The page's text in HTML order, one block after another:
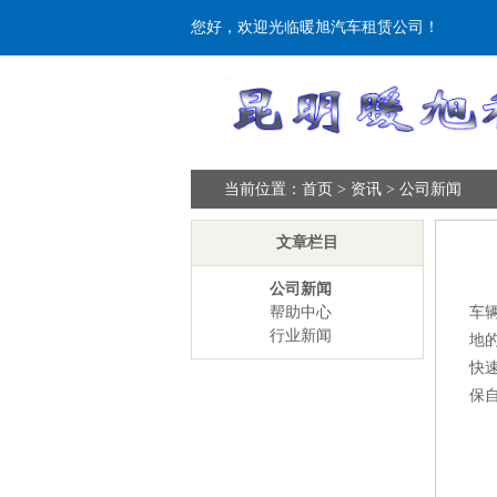
您好，欢迎光临暖旭汽车租赁公司！
当前位置： 首页 > 资讯 > 公司新闻
文章栏目
公司新闻
帮助中心
行业新闻
车
地
快
保